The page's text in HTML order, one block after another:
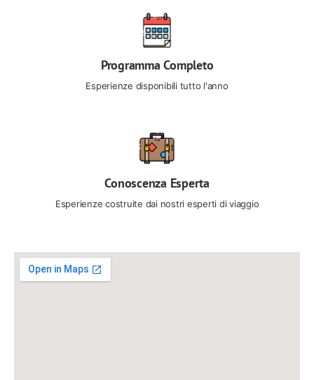
Programma Completo
Esperienze disponibili tutto l'anno
Conoscenza Esperta
Esperienze costruite dai nostri esperti di viaggio